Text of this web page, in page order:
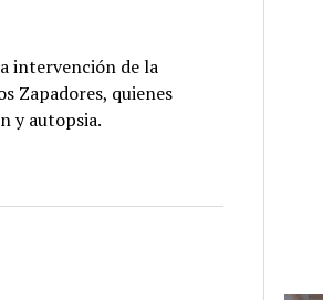
intervención de la
Zapadores, quienes
y autopsia.